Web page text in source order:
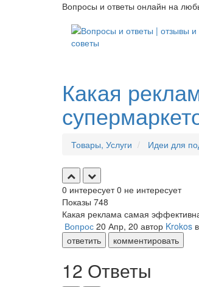
Вопросы и ответы онлайн на
Какая
Товары, Услуги Идеи для
0 интересует 0 не интересует
Показы 748
Какая реклама самая
Вопрос 20 Апр, 20 автор Krokos
ответить
комментировать
12 Ответы